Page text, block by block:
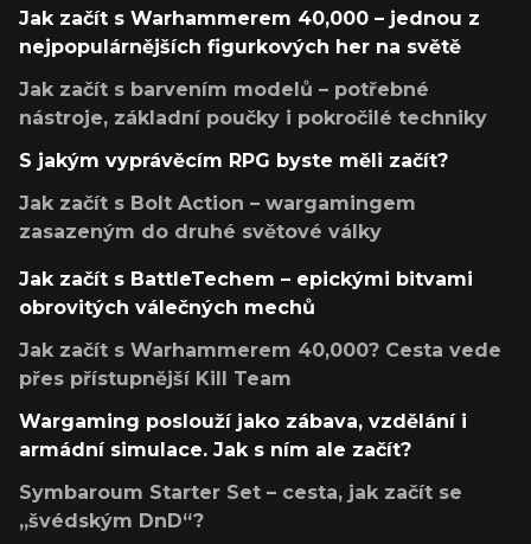
Jak začít s Warhammerem 40,000 – jednou z
nejpopulárnějších figurkových her na světě
Jak začít s barvením modelů – potřebné
nástroje, základní poučky i pokročilé techniky
S jakým vyprávěcím RPG byste měli začít?
Jak začít s Bolt Action – wargamingem
zasazeným do druhé světové války
Jak začít s BattleTechem – epickými bitvami
obrovitých válečných mechů
Jak začít s Warhammerem 40,000? Cesta vede
přes přístupnější Kill Team
Wargaming poslouží jako zábava, vzdělání i
armádní simulace. Jak s ním ale začít?
Symbaroum Starter Set – cesta, jak začít se
„švédským DnD“?